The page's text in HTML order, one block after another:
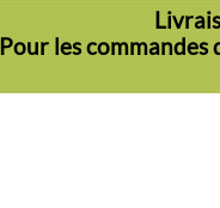
Pour les commandes